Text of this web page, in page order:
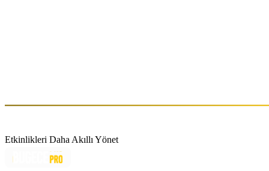
Etkinlikleri Daha Akıllı Yönet